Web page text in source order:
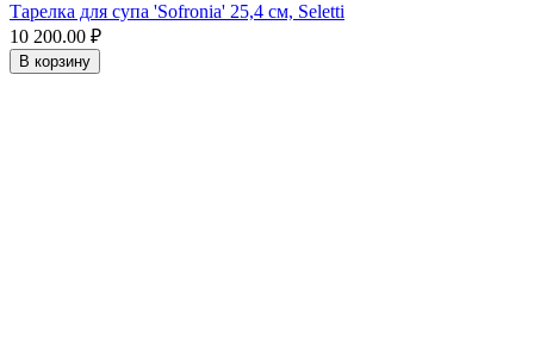
Тарелка для супа 'Sofronia' 25,4 см, Seletti
10 200.00 ₽
В корзину